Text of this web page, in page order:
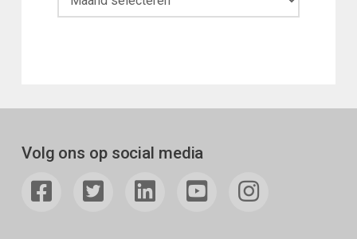
Volg ons op social media